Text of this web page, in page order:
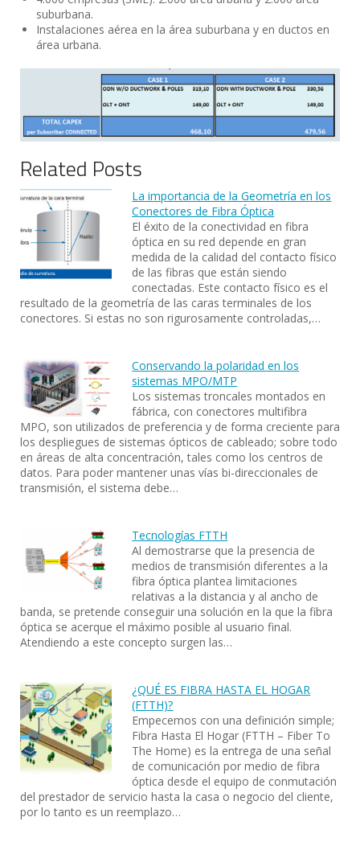
suburbana.
Instalaciones aérea en la área suburbana y en ductos en
área urbana.
Related Posts
La importancia de la Geometría en los
Conectores de Fibra Óptica
El éxito de la conectividad en fibra
óptica en su red depende en gran
medida de la calidad del contacto físico
de las fibras que están siendo
conectadas. Este contacto físico es el
resultado de la geometría de las caras terminales de los
conectores. Si estas no son rigurosamente controladas,…
Conservando la polaridad en los
sistemas MPO/MTP
Los sistemas troncales montados en
fábrica, con conectores multifibra
MPO, son utilizados de preferencia y de forma creciente para
los despliegues de sistemas ópticos de cableado; sobre todo
en áreas de alta concentración, tales como los centros de
datos. Para poder mantener unas vías bi-direccionales de
transmisión, el sistema debe…
Tecnologías FTTH
Al demostrarse que la presencia de
medios de transmisión diferentes a la
fibra óptica plantea limitaciones
relativas a la distancia y al ancho de
banda, se pretende conseguir una solución en la que la fibra
óptica se acerque el máximo posible al usuario final.
Atendiendo a este concepto surgen las…
¿QUÉ ES FIBRA HASTA EL HOGAR
(FTTH)?
Empecemos con una definición simple;
Fibra Hasta El Hogar (FTTH – Fiber To
The Home) es la entrega de una señal
de comunicación por medio de fibra
óptica desde el equipo de conmutación
del prestador de servicio hasta la casa o negocio del cliente,
por lo tanto es un reemplazo…